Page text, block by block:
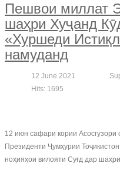
Пешвои миллат
шаҳри Хуҷанд
«Хуршеди
намуданд
12 June 2021
Hits: 1695
12 июн сафари кории
Президенти Ҷумҳурии
ноҳияҳои вилояти Суғд дар